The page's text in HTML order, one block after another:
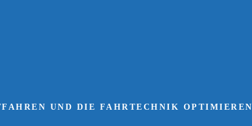
UND DIE FAHRTECHNIK